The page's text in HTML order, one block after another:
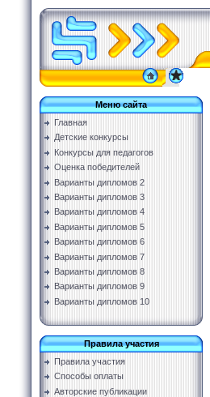
Меню сайта
Главная
Детские конкурсы
Конкурсы для педагогов
Оценка победителей
Варианты дипломов 2
Варианты дипломов 3
Варианты дипломов 4
Варианты дипломов 5
Варианты дипломов 6
Варианты дипломов 7
Варианты дипломов 8
Варианты дипломов 9
Варианты дипломов 10
Правила участия
Правила участия
Способы оплаты
Авторские публикации